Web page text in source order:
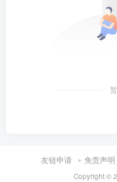
友链申请 免责声明
Copyright ©